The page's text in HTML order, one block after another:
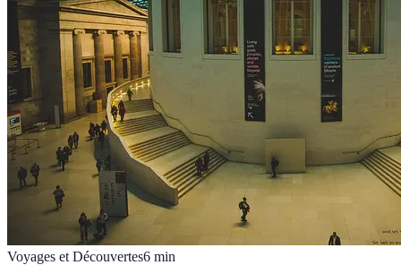
Voyages et Découvertes6 min